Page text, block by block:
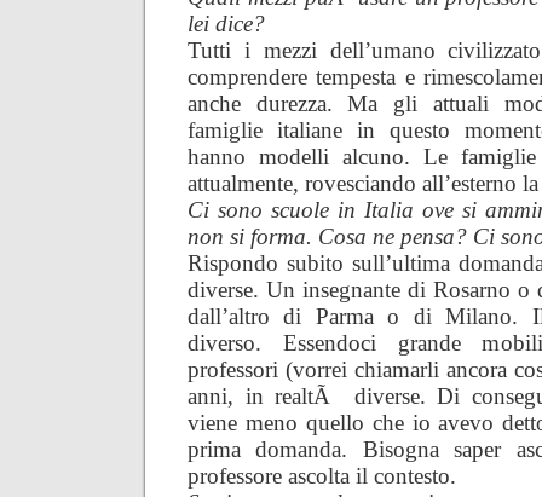
lei dice?
Tutti i mezzi dell’umano
comprendere tempesta e
anche durezza. Ma gli attuali
famiglie italiane in questo
hanno modelli alcuno. Le famiglie
attualmente, rovesciando all’esterno
Ci sono scuole in Italia ove si
non si forma. Cosa ne pensa? Ci
Rispondo subito sull’ultima
diverse. Un insegnante di Rosarno
dall’altro di Parma o di Milano.
diverso. Essendoci grande
professori (vorrei chiamarli ancora
anni, in realtÃ diverse. Di
viene meno quello che io avevo
prima domanda. Bisogna saper
professore ascolta il contesto.